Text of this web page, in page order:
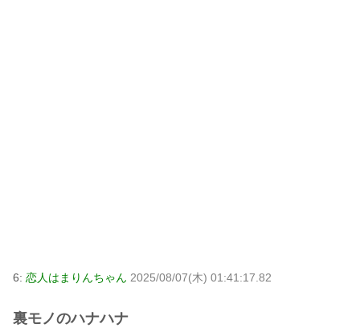
6: 恋人はまりんちゃん 2025/08/07(木) 01:41:17.82
裏モノのハナハナ